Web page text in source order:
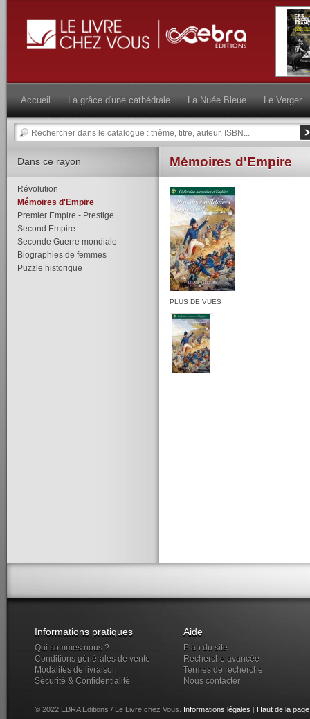
Accueil La grâce d'une cathédrale La Nuée Bleue Le Verger
Mémoires d'Empire
PLUS DE VUES
Dans ce rayon
Révolution
Mémoires d'Empire
Premier Empire - Prestige
Second Empire
Seconde Guerre mondiale
Biographies de femmes
Puzzle historique
Informations pratiques
Qui sommes nous ?
Conditions générales de vente
Modalités de livraison
Sécurité & Confidentialité
Aide
Plan du site
Recherche avancée
Termes de recherche
Nous contacter
© 2022 EBRA Editions / Le Livre chez Vous. Informations légales Haut de la page